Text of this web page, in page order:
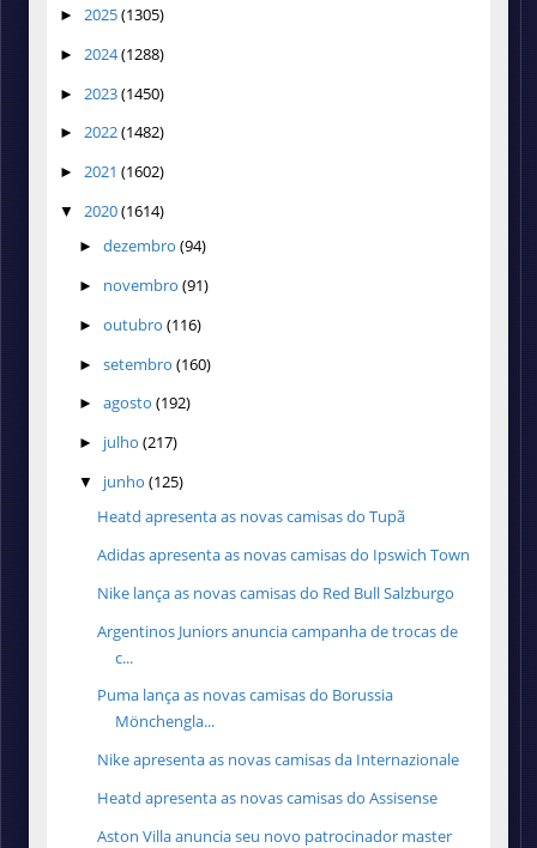
► 2025(1305)
► 2024(1288)
► 2023(1450)
► 2022(1482)
► 2021 (1602)
▼ 2020(1614)
► dezembro (94)
► novembro (91)
► outubro (116)
► setembro (160)
► agosto (192)
► julho (217)
▼ junho (125)
Heatd apresenta as novas camisas do Tupã
Adidas apresenta as novas camisas do Ipswich Town
Nike lança as novas camisas do Red Bull Salzburgo
Argentinos Juniors anuncia campanha de trocas de
c...
Puma lança as novas camisas do Borussia
Mönchengla...
Nike apresenta as novas camisas da Internazionale
Heatd apresenta as novas camisas do Assisense
Aston Villa anuncia seu novo patrocinador master